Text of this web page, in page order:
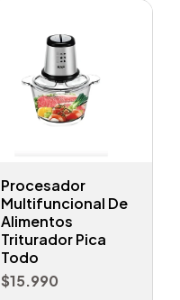
Procesador
Multifuncional De
Alimentos
Triturador Pica
Todo
$15.990